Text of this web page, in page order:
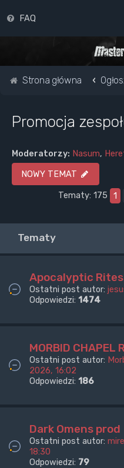
FAQ
Strona główna
Promocja
Moderatorzy: Nasum,
NOWY TEMAT
Tematy: 175
1
Tematy
Apocalyptic Rites
Ostatni post autor:
Odpowiedzi: 1474
MORBID CHAPEL
Ostatni post autor:
2026, 16:02
Odpowiedzi: 186
Dark Omens prod
Ostatni post autor:
18:30
Odpowiedzi: 79